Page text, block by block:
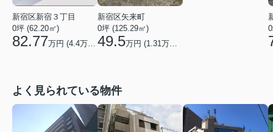
新宿区新宿３丁目
0坪 (62.20㎡)
82.77万円 (4.4万円/坪)
新宿区矢来町
0坪 (125.29㎡)
49.5万円 (1.31 万円/坪)
よく見られている物件